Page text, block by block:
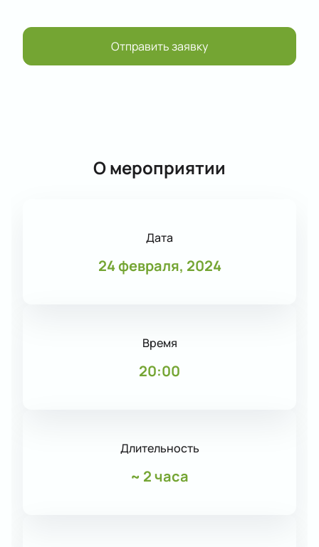
Отправить заявку
О мероприятии
Дата
24 февраля, 2024
Время
20:00
Длительность
~ 2 часа